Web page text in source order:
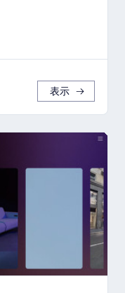
表示